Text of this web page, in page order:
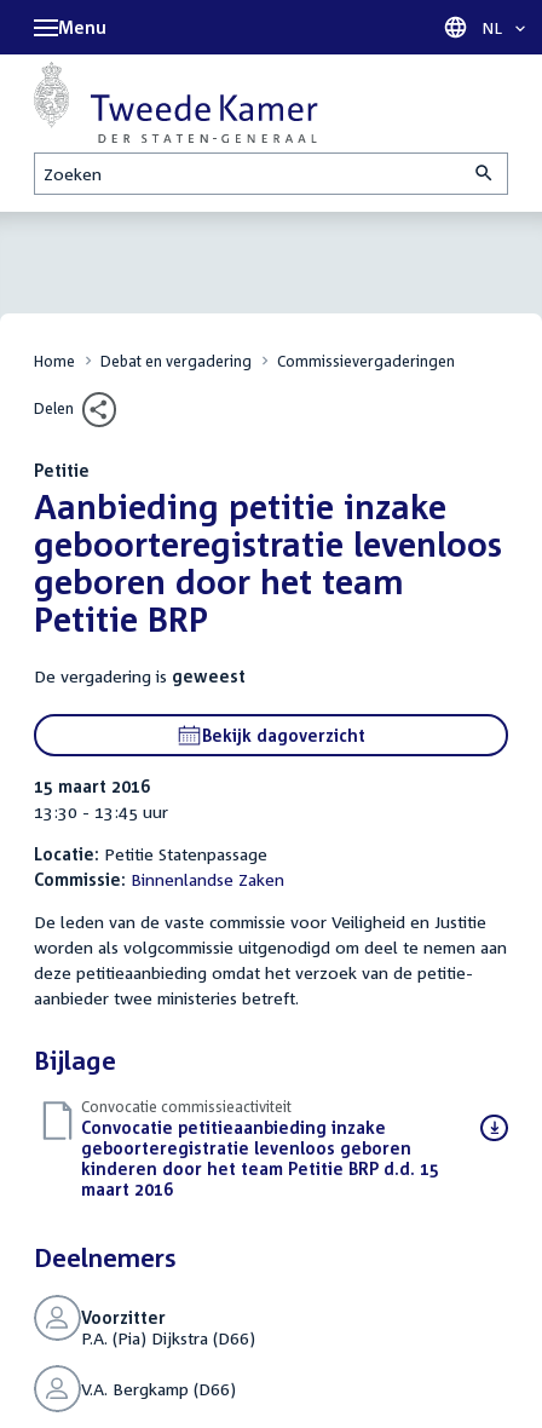
Zoeken
Menu Taal
NL
Home Debat en vergadering Commissievergaderingen
Delen
Petitie
Aanbieding petitie inzake
geboorteregistratie levenloos
geboren door het team
Petitie BRP
De vergadering is geweest
Bekijk dagoverzicht
15 maart 2016
13:30 - 13:45 uur
Locatie: Petitie Statenpassage
Commissie: Binnenlandse Zaken
De leden van de vaste commissie voor Veiligheid en Justitie
worden als volgcommissie uitgenodigd om deel te nemen aan
deze petitieaanbieding omdat het verzoek van de petitie-
aanbieder twee ministeries betreft.
Bijlage
Convocatie commissieactiviteit
Download
bestand:
Convocatie petitieaanbieding inzake
geboorteregistratie levenloos geboren
kinderen door het team Petitie BRP d.d. 15
maart 2016(PDF)
Deelnemers
Voorzitter
P.A. (Pia) Dijkstra (D66)
V.A. Bergkamp (D66)